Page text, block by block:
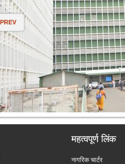
PREV
महत्वपूर्ण लिंक
नागरिक चार्टर